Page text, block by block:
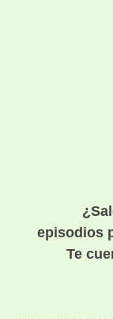
episodios
Te